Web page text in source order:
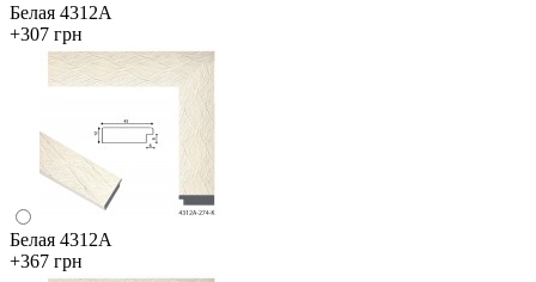
Белая 4312А
+307 грн
Белая 4312А
+367 грн